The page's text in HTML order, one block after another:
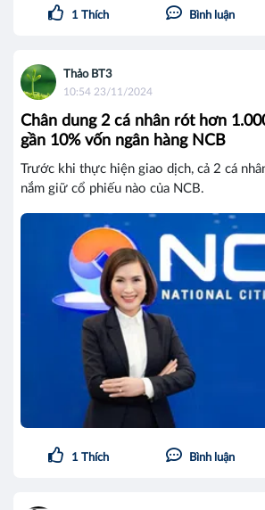
1 Thích Bình luận
Thảo BT3
10:54 23/11/2024
Chân dung 2 cá nhân rót hơn
gần 10% vốn ngân hàng NCB
Trước khi thực hiện giao dịch, cả 2 cá
nắm giữ cổ phiếu nào của NCB.
1 Thích Bình luận